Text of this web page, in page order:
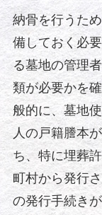
納骨を行うた
備しておく必
る墓地の管理
類が必要かを
般的に、墓地
人の戸籍謄本
ち、特に埋葬
町村から発行
の発行手続き